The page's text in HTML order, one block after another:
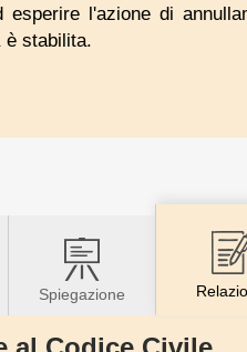
esperire l'azione di
è stabilita.
Spiegazione